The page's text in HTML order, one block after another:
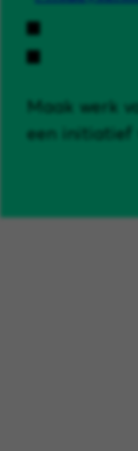
Maak werk
een initiatief